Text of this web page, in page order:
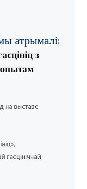
атрымалі:
з
на выставе
гасцінічнай